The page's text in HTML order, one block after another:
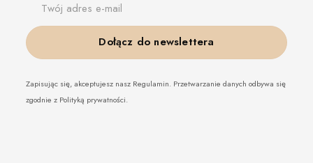
Twój adres e-mail
Dołącz do newslettera
Zapisując się, akceptujesz nasz Regulamin. Przetwarzanie danych odbywa się
zgodnie z Polityką prywatności.